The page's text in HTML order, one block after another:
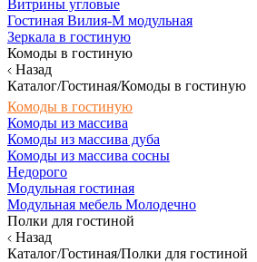
Витрины угловые
Гостиная Вилия-М модульная
Зеркала в гостиную
Комоды в гостиную
Назад
Каталог/Гостиная/Комоды в гостиную
Комоды в гостиную
Комоды из массива
Комоды из массива дуба
Комоды из массива сосны
Недорого
Модульная гостиная
Модульная мебель Молодечно
Полки для гостиной
Назад
Каталог/Гостиная/Полки для гостиной